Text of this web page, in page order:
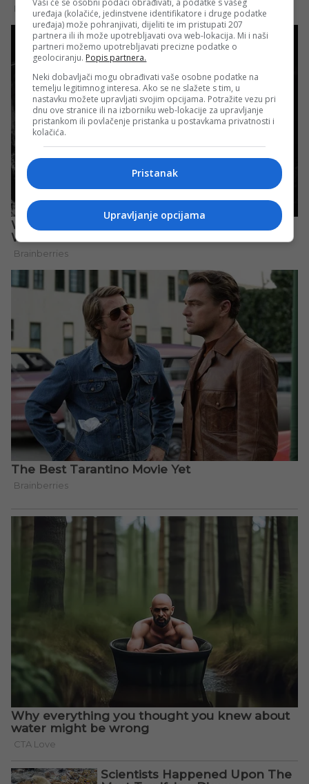
Vaši će se osobni podaci obrađivati, a podatke s vašeg
uređaja (kolačiće, jedinstvene identifikatore i druge podatke
uređaja) može pohranjivati, dijeliti te im pristupati 207
partnera ili ih može upotrebljavati ova web-lokacija. Mi i naši
partneri možemo upotrebljavati precizne podatke o
geolociranju. Popis partnera.
Neki dobavljači mogu obrađivati vaše osobne podatke na
temelju legitimnog interesa. Ako se ne slažete s tim, u
nastavku možete upravljati svojim opcijama. Potražite vezu pri
dnu ove stranice ili na izborniku web-lokacije za upravljanje
pristankom ili povlačenje pristanka u postavkama privatnosti i
kolačića.
Pristanak
Upravljanje opcijama